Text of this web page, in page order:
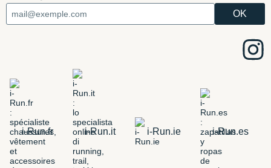
i-Run.fr i-Run.it i-Run.ie i-Run.es